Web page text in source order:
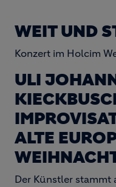
WEIT UND
Konzert im Holcim
ULI
ALTE
Der Künstler